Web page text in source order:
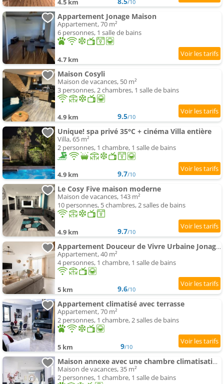
4.5 km /10
Appartement Jonage Maison
Appartement, 70 m²
6 personnes, 1 salle de bains
4.7 km
Maison Cosyli
Maison de vacances, 50 m²
3 personnes, 2 chambres, 1 salle de bains
4.9 km 9.5/10
Unique! spa privé 35°C + cinéma Villa entière
Villa, 65 m²
2 personnes, 1 chambre, 1 salle de bains
4.9 km 9.7/10
Le Cosy Five maison moderne
Maison de vacances, 143 m²
10 personnes, 5 chambres, 2 salles de bains
4.9 km 9.7/10
Appartement Douceur de Vivre Urbaine Jonage Groupama Stadium - Arena - Lyon Aeroport Saint Exupery - Eurexpo
Appartement, 40 m²
4 personnes, 1 chambre, 1 salle de bains
5 km 9.6/10
Appartement climatisé avec terrasse
Appartement, 70 m²
2 personnes, 1 chambre, 2 salles de bains
5 km 9/10
Maison annexe avec une chambre climatisation et place de stationnement
Maison de vacances, 35 m²
2 personnes, 1 chambre, 1 salle de bains